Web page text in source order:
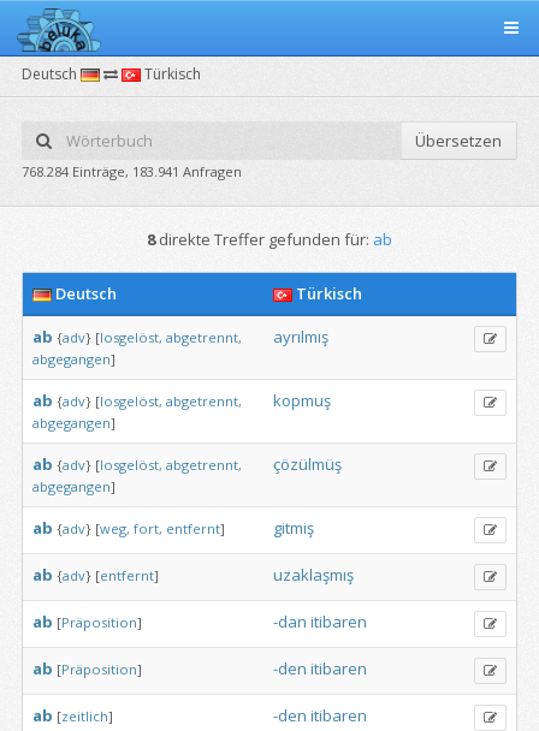
Deutsch Türkisch
Übersetzen
768.284 Einträge, 183.941 Anfragen
8direkte Treffer gefunden für: ab
Deutsch
Türkisch
ab {adv} [losgelöst, abgetrennt,
abgegangen]
ayrılmış
ab {adv} [losgelöst, abgetrennt,
abgegangen]
kopmuş
ab {adv} [losgelöst, abgetrennt,
abgegangen]
çözülmüş
ab {adv} [weg, fort, entfernt] gitmiş
ab {adv} [entfernt] uzaklaşmış
ab [Präposition] -dan itibaren
ab [Präposition] -den itibaren
ab [zeitlich] -den itibaren